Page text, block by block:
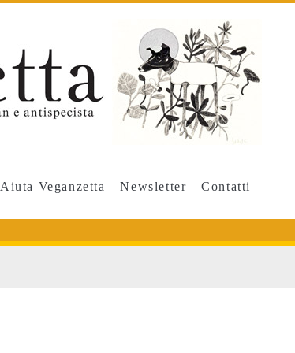
Aiuta Veganzetta Newsletter Contatti